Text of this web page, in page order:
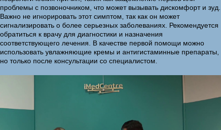
проблемы с позвоночником, что может вызывать дискомфорт и зуд.
Важно не игнорировать этот симптом, так как он может
сигнализировать о более серьезных заболеваниях. Рекомендуется
обратиться к врачу для диагностики и назначения
соответствующего лечения. В качестве первой помощи можно
использовать увлажняющие кремы и антигистаминные препараты,
но только после консультации со специалистом.